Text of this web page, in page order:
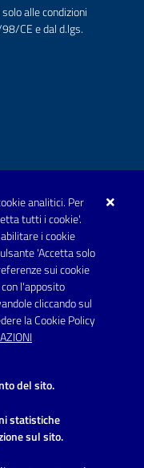
analitici. Per
tutti i cookie'.
i cookie
'Accetta solo
sui cookie
l'apposito
cliccando sul
la Cookie Policy
del sito.
statistiche
sul sito.
alle condizioni
CE e dal d.lgs.